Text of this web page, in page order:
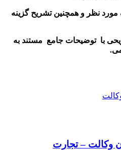
نظر و همچنین تشریح گزینه
با توضیحات جامع مستند به